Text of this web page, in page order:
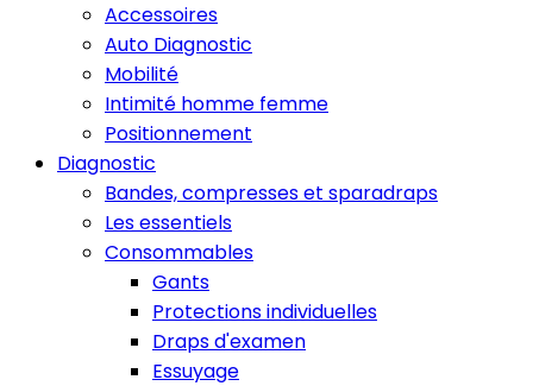
Accessoires
Auto Diagnostic
Mobilité
Intimité homme femme
Positionnement
Diagnostic
Bandes, compresses et sparadraps
Les essentiels
Consommables
Gants
Protections individuelles
Draps d'examen
Essuyage